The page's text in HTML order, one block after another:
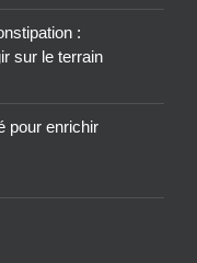
:
sur le terrain
pour enrichir